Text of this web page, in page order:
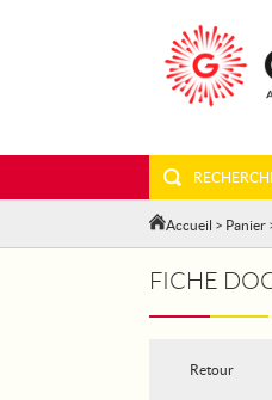
Accueil > Panier
FICHE
Retour